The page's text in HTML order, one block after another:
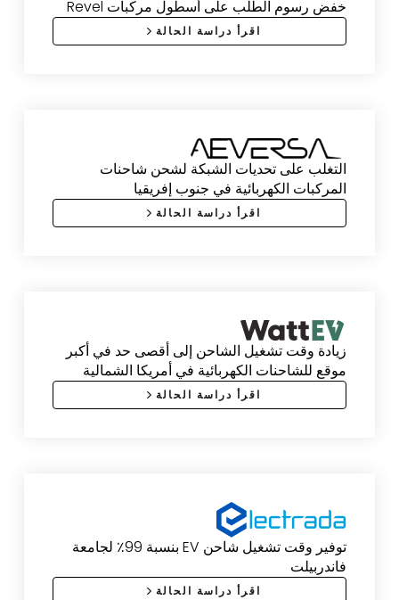
خفض رسوم الطلب على أسطول مركبات Revel
اقرأ دراسة الحالة
التغلب على تحديات الشبكة لشحن شاحنات
المركبات الكهربائية في جنوب إفريقيا
اقرأ دراسة الحالة
زيادة وقت تشغيل الشاحن إلى أقصى حد في أكبر
موقع للشاحنات الكهربائية في أمريكا الشمالية
اقرأ دراسة الحالة
توفير وقت تشغيل شاحن EV بنسبة 99٪ لجامعة
فاندربيلت
اقرأ دراسة الحالة